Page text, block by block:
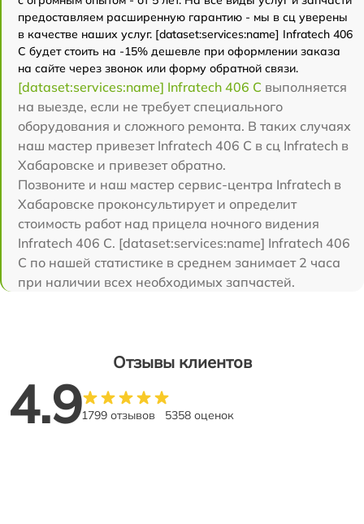
предоставляем расширенную гарантию - мы в сц уверены
в качестве наших услуг. [dataset:services:name] Infratech 406
С будет стоить на -15% дешевле при оформлении заказа
на сайте через звонок или форму обратной связи.
[dataset:services:name] Infratech 406 С выполняется
на выезде, если не требует специального
оборудования и сложного ремонта. В таких случаях
наш мастер привезет Infratech 406 С в сц Infratech в
Хабаровске и привезет обратно.
Позвоните и наш мастер сервис-центра Infratech в
Хабаровске проконсультирует и определит
стоимость работ над прицела ночного видения
Infratech 406 С. [dataset:services:name] Infratech 406
С по нашей статистике в среднем занимает 2 часа
при наличии всех необходимых запчастей.
Отзывы клиентов
4.91799 отзывов 5358 оценок